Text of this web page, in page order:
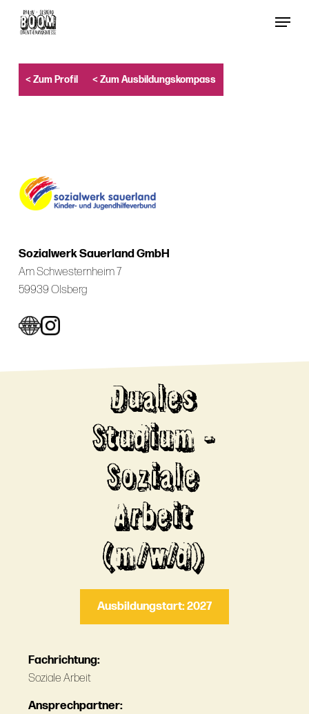
content
Menu
< Zum Profil < Zum Ausbildungskompass
Sozialwerk Sauerland GmbH
Am Schwesternheim 7
59939 Olsberg
Duales
Studium -
Soziale
Arbeit
(m/w/d)
Ausbildungstart: 2027
Fachrichtung:
Soziale Arbeit
Ansprechpartner: